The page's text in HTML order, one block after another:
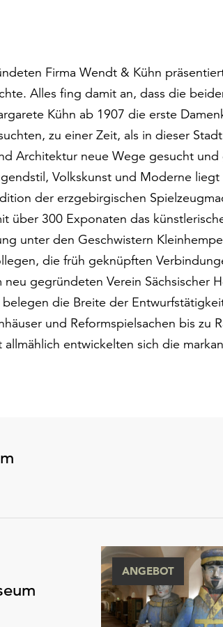
Firma Wendt & Kühn
Alles fing damit an, dass die
Kühn ab 1907 die erste
zu einer Zeit, als in dieser
Architektur neue Wege gesucht
Volkskunst und Moderne
der erzgebirgischen
über 300 Exponaten das
unter den Geschwistern
die früh geknüpften
gegründeten Verein Sächsischer
die Breite der
und Reformspielsachen bis zu
entwickelten sich die
ANGEBOT